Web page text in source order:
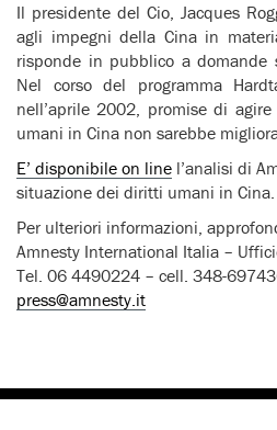
Il presidente del Cio, Jacques
agli impegni della Cina in
risponde in pubblico a domande
Nel corso del programma
nell’aprile 2002, promise di
umani in Cina non sarebbe
E’ disponibile on line l’analisi di
situazione dei diritti umani in Cina.
Per ulteriori informazioni,
Amnesty International Italia –
Tel. 06 4490224 – cell. 348-
press@amnesty.it